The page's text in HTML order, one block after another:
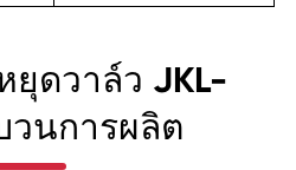
ยุดวาล์ว JKL-
วนการผลิต